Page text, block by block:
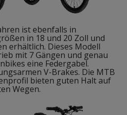
ist ebenfalls in
in 18 und 20 Zoll und
erhältlich. Dieses Modell
mit 7 Gängen und genau
eine Federgabel.
V-Brakes. Die MTB
bieten guten Halt auf
Wegen.